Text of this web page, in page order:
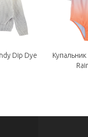
Dip Dye
Купальник